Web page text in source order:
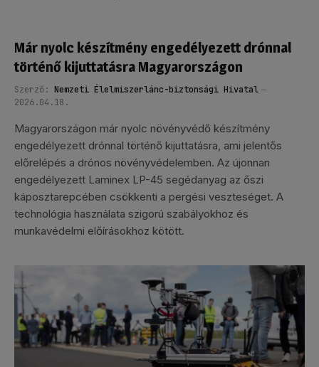
Már nyolc készítmény engedélyezett drónnal
történő kijuttatásra Magyarországon
Szerző: Nemzeti Élelmiszerlánc-biztonsági Hivatal
2026.04.18.
Magyarországon már nyolc növényvédő készítmény
engedélyezett drónnal történő kijuttatásra, ami jelentős
előrelépés a drónos növényvédelemben. Az újonnan
engedélyezett Laminex LP-45 segédanyag az őszi
káposztarepcében csökkenti a pergési veszteséget. A
technológia használata szigorú szabályokhoz és
munkavédelmi előírásokhoz kötött.